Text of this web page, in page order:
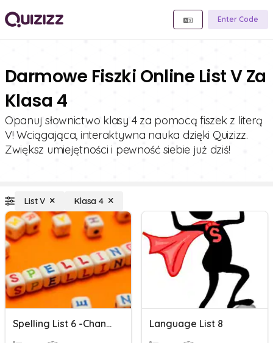
Enter Code
Darmowe Fiszki Online List V Za
Klasa 4
Opanuj słownictwo klasy 4 za pomocą fiszek z literą
V! Wciągająca, interaktywna nauka dzięki Quizizz.
Zwiększ umiejętności i pewność siebie już dziś!
List V Klasa 4
Spelling List 6 -change F To V Language List 8